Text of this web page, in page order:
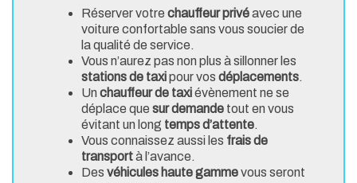
Réserver votre chauffeur privéavec une
voiture confortable sans vous soucier de
la qualité de service.
Vous n’aurez pas non plus à sillonner les
stations de taxipour vos déplacements.
Un chauffeur de taxiévènement ne se
déplace que sur demande tout en vous
évitant un long temps d’attente.
Vous connaissez aussi les frais de
transportà l’avance.
Des véhicules haute gammevous seront